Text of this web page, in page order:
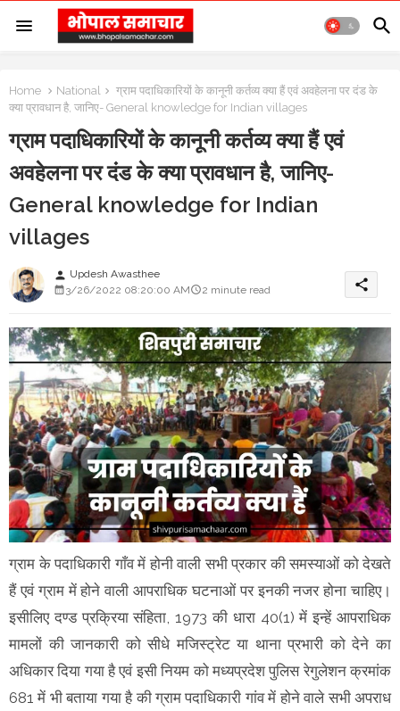
Home National
ग्राम पदाधिकारियों के कानूनी कर्तव्य क्या हैं एवं अवहेलना पर दंड के
क्या प्रावधान है, जानिए- General knowledge for Indian villages
ग्राम पदाधिकारियों के कानूनी कर्तव्य क्या हैं एवं
अवहेलना पर दंड के क्या प्रावधान है, जानिए-
General knowledge for Indian
villages
person Updesh Awasthee
3/26/2022 08:20:00 AM
2 minute read share
ग्राम के पदाधिकारी गाँव में होनी वाली सभी प्रकार की समस्याओं को देखते
हैं एवं ग्राम में होने वाली आपराधिक घटनाओं पर इनकी नजर होना चाहिए।
इसीलिए दण्ड प्रक्रिया संहिता, 1973 की धारा 40(1) में इन्हें आपराधिक
मामलों की जानकारी को सीधे मजिस्ट्रेट या थाना प्रभारी को देने का
अधिकार दिया गया है एवं इसी नियम को मध्यप्रदेश पुलिस रेगुलेशन क्रमांक
681 में भी बताया गया है की ग्राम पदाधिकारी गांव में होने वाले सभी अपराध